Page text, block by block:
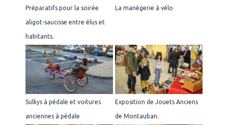
Préparatifs pour la soirée
aligot-saucisse entre élus et
habitants.
La manègerie à vélo
Sulkys à pédale et voitures
anciennes à pédale
Exposition de Jouets Anciens
de Montauban.